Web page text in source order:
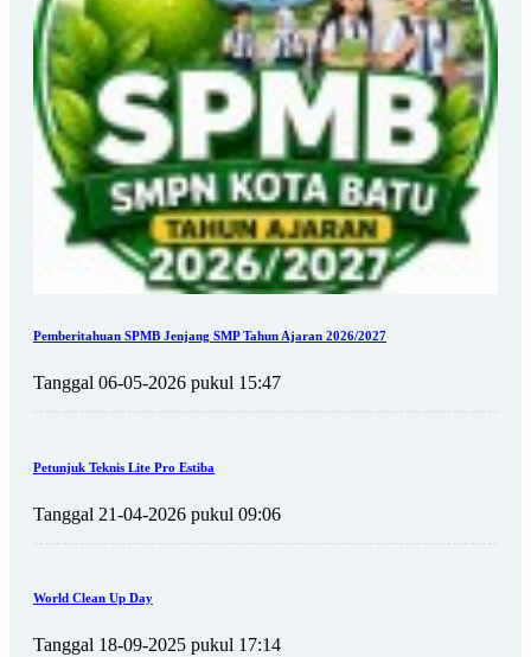
Pemberitahuan SPMB Jenjang SMP Tahun Ajaran 2026/2027
Tanggal 06-05-2026 pukul 15:47
Petunjuk Teknis Lite Pro Estiba
Tanggal 21-04-2026 pukul 09:06
World Clean Up Day
Tanggal 18-09-2025 pukul 17:14